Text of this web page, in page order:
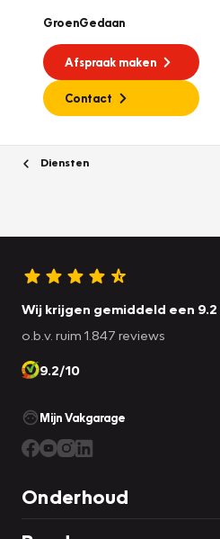
GroenGedaan
Afspraak maken
Contact
Diensten
Wij krijgen gemiddeld een 9.2
o.b.v. ruim 1.847 reviews
9.2/10
Mijn Vakgarage
Onderhoud